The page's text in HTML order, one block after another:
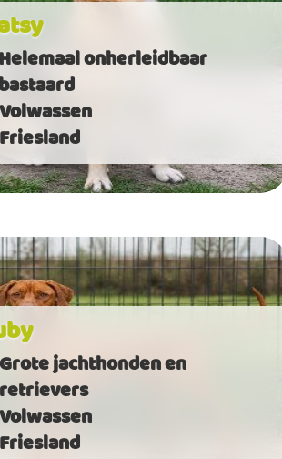
Helemaal onherleidbaar
bastaard
Volwassen
Friesland
Grote jachthonden en
retrievers
Volwassen
Friesland